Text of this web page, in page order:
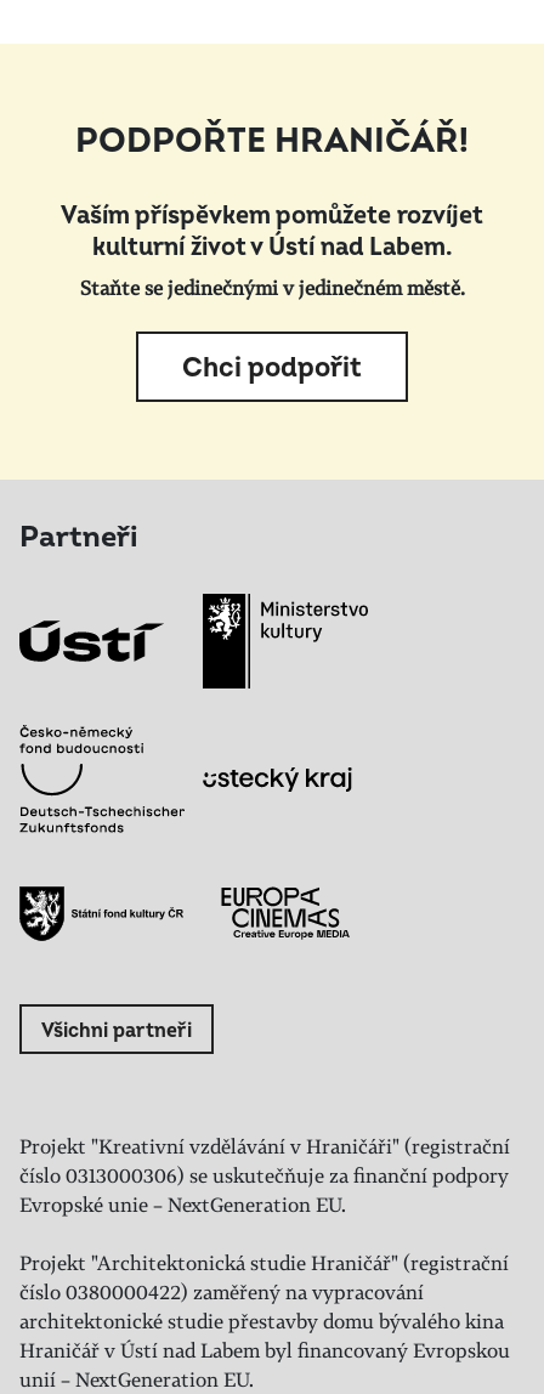
PODPOŘTE HRANIČÁŘ!
Vaším příspěvkem pomůžete rozvíjet
kulturní život v Ústí nad Labem.
Staňte se jedinečnými v jedinečném městě.
Chci podpořit
Partneři
Všichni partneři
Projekt "Kreativní vzdělávání v Hraničáři" (registrační
číslo 0313000306) se uskutečňuje za finanční podpory
Evropské unie – NextGeneration EU.
Projekt "Architektonická studie Hraničář" (registrační
číslo 0380000422) zaměřený na vypracování
architektonické studie přestavby domu bývalého kina
Hraničář v Ústí nad Labem byl financovaný Evropskou
unií – NextGeneration EU.